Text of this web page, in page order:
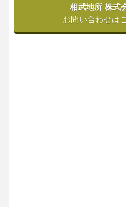
相武地所 株式
お問い合わせは